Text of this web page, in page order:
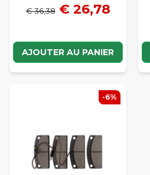
€ 36,38 € 26,78
AJOUTER AU PANIER
-6%